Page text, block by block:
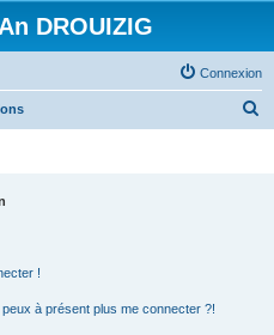
DROUIZIG
Connexion
!
à présent plus me connecter ?!